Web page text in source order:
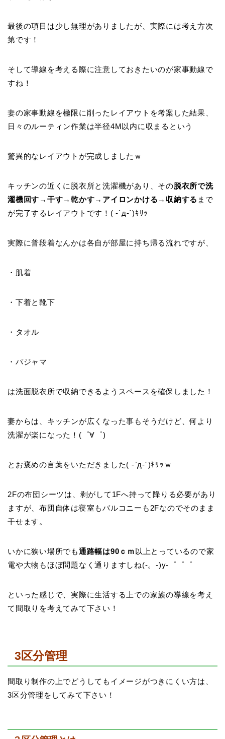
最後の項目は少し無理がありましたが、実際には考え方次
第です！
そして導線を考える際に注意しておきたいのが家事動線で
すね！
妻の家事動線を極限に削ったレイアウトを考案した結果、
日々のルーティン作業は半径4M以内に収まるという
驚異的なレイアウトが完成しましたｗ
キッチンの近くに脱衣所と洗濯機があり、その脱衣所で洗
濯機回す→干す→乾かす→アイロンかける→収納する まで
が完了するレイアウトです！( -`д-´)ｷﾘｯ
実際に普段着なんかは各自が部屋に持ち帰る流れですが、
・肌着
・下着と靴下
・タオル
・パジャマ
は洗面脱衣所で収納できるようスペースを確保しました！
妻からは、キッチンが広くなった事もそうだけど、何より
洗濯が楽になった！(゜∀゜)
とお褒めの言葉をいただきました( -`д-´)ｷﾘｯｗ
2Fの布団シーツは、剥がして1Fへ持って降りる必要があり
ますが、布団自体は寝室もバルコニーも2Fなのでそのまま
干せます。
いかに狭い場所でも通路幅は90ｃｍ 以上とっているので家
電や大物もほぼ問題なく通りますしね(-。-)y-゜゜゜
といった感じで、実際に生活する上での家族の導線を考え
て間取りを考えてみて下さい！
3区分管理
間取り制作の上でどうしてもイメージがつきにくい方は、
3区分管理をしてみて下さい！